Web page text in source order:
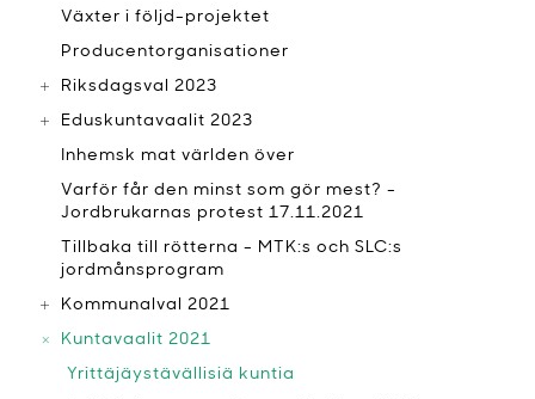
Växter i följd-projektet
Producentorganisationer
Riksdagsval 2023
Eduskuntavaalit 2023
Inhemsk mat världen över
Varför får den minst som gör mest? -
Jordbrukarnas protest 17.11.2021
Tillbaka till rötterna - MTK:s och SLC:s
jordmånsprogram
Kommunalval 2021
Kuntavaalit 2021
Yrittäjäystävällisiä kuntia